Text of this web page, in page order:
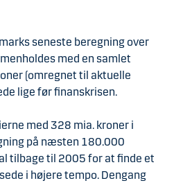
seneste beregning over
med en samlet
(omregnet til aktuelle
lige før finanskrisen.
med 328 mia. kroner i
på næsten 180.000
tilbage til 2005 for at finde et
i højere tempo. Dengang